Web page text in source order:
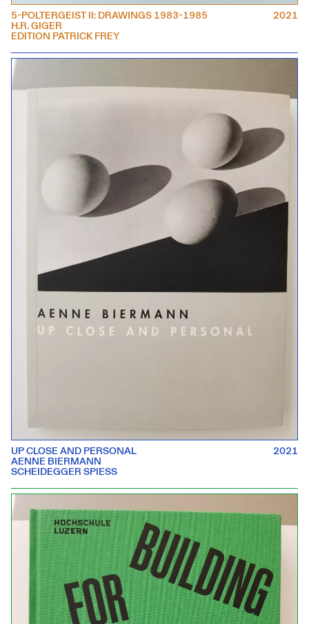
5-POLTERGEIST II: DRAWINGS 1983-1985
H.R. GIGER
EDITION PATRICK FREY
2021
UP CLOSE AND PERSONAL
AENNE BIERMANN
SCHEIDEGGER SPIESS
2021